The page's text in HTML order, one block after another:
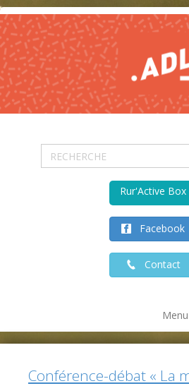
Facebook
Contact
Rur'Active Box
Menu
Conférence-débat « La